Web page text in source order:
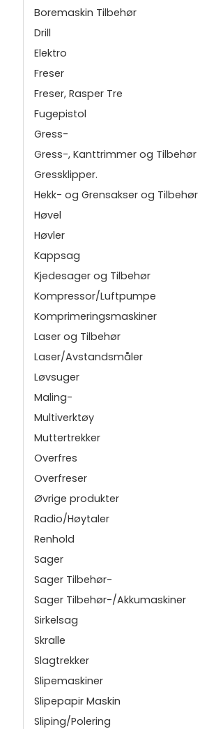
Boremaskin Tilbehør
Drill
Elektro
Freser
Freser, Rasper Tre
Fugepistol
Gress-
Gress-, Kanttrimmer og Tilbehør
Gressklipper.
Hekk- og Grensakser og Tilbehør
Høvel
Høvler
Kappsag
Kjedesager og Tilbehør
Kompressor/Luftpumpe
Komprimeringsmaskiner
Laser og Tilbehør
Laser/Avstandsmåler
Løvsuger
Maling-
Multiverktøy
Muttertrekker
Overfres
Overfreser
Øvrige produkter
Radio/Høytaler
Renhold
Sager
Sager Tilbehør-
Sager Tilbehør-/Akkumaskiner
Sirkelsag
Skralle
Slagtrekker
Slipemaskiner
Slipepapir Maskin
Sliping/Polering